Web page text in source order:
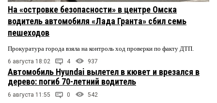
На «островке безопасности» в центре Омска
водитель автомобиля «Лада Гранта» сбил семь
пешеходов
Прокуратура города взяла на контроль ход проверки по факту ДТП.
6 августа 18:02 4 937
Автомобиль Hyundai вылетел в кювет и врезался в
дерево: погиб 70-летний водитель
6 августа 11:55 0 542